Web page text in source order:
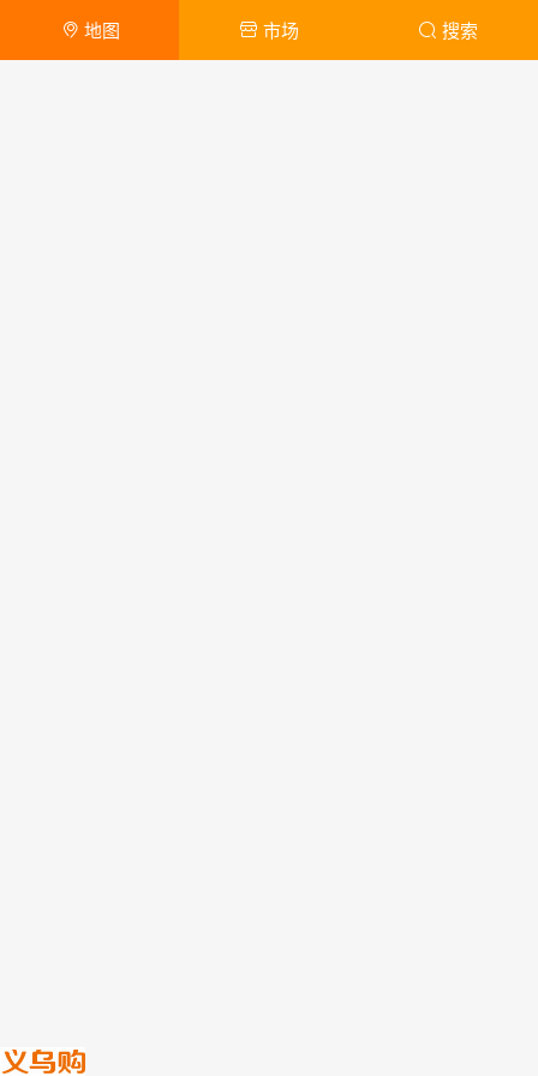
地图 市场 搜索